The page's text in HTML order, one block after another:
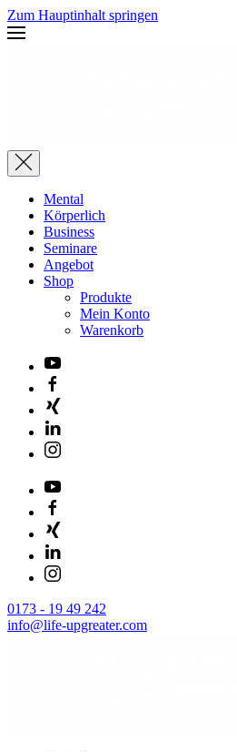
Zum Hauptinhalt springen
Mental
Körperlich
Business
Seminare
Angebot
Shop
Produkte
Mein Konto
Warenkorb
0173 - 19 49 242
info@life-upgreater.com